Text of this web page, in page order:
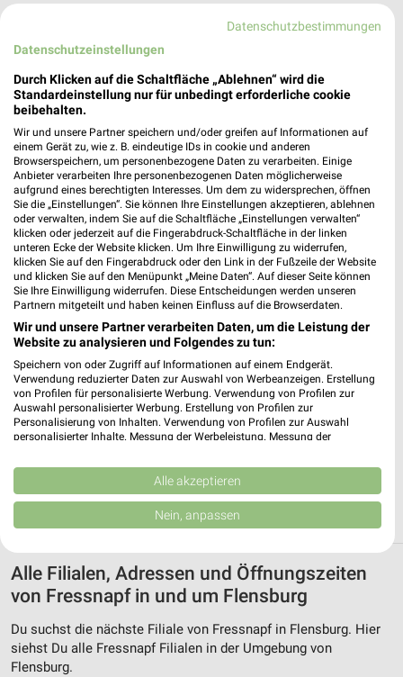
FN Heide - Geschlossen
Meldorfer Strasse 58
25746 Heide
Heute 09:00 - 19:00 Uhr | Geschlossen
341,19 km • Angebote: 1 Prospekt
Fressnapf Kiel
Theodor-Heuss-Ring 140
24143 Kiel
Heute 09:00 - 20:00 Uhr |
293,11 km • Angebote: 1 Prospekt
❯
Fressnapf Mühbrook
24582 Mühbrook
289,25 km • Angebote: 1 Prospekt
Alle Filialen, Adressen und Öffnungszeiten
von Fressnapf in und um Flensburg
Du suchst die nächste Filiale von Fressnapf in Flensburg. Hier
siehst Du alle Fressnapf Filialen in der Umgebung von
Flensburg.
Datenschutzbestimmungen
Datenschutzeinstellungen
Durch Klicken auf die Schaltfläche „Ablehnen“ wird die
Standardeinstellung nur für unbedingt erforderliche cookie
beibehalten.
Wir und unsere Partner speichern und/oder greifen auf Informationen auf
einem Gerät zu, wie z. B. eindeutige IDs in cookie und anderen
Browserspeichern, um personenbezogene Daten zu verarbeiten. Einige
Anbieter verarbeiten Ihre personenbezogenen Daten möglicherweise
aufgrund eines berechtigten Interesses. Um dem zu widersprechen, öffnen
Sie die „Einstellungen“. Sie können Ihre Einstellungen akzeptieren, ablehnen
oder verwalten, indem Sie auf die Schaltfläche „Einstellungen verwalten“
klicken oder jederzeit auf die Fingerabdruck-Schaltfläche in der linken
unteren Ecke der Website klicken. Um Ihre Einwilligung zu widerrufen,
klicken Sie auf den Fingerabdruck oder den Link in der Fußzeile der Website
und klicken Sie auf den Menüpunkt „Meine Daten“. Auf dieser Seite können
Sie Ihre Einwilligung widerrufen. Diese Entscheidungen werden unseren
Partnern mitgeteilt und haben keinen Einfluss auf die Browserdaten.
Wir und unsere Partner verarbeiten Daten, um die Leistung der
Website zu analysieren und Folgendes zu tun:
Speichern von oder Zugriff auf Informationen auf einem Endgerät.
Verwendung reduzierter Daten zur Auswahl von Werbeanzeigen. Erstellung
von Profilen für personalisierte Werbung. Verwendung von Profilen zur
Auswahl personalisierter Werbung. Erstellung von Profilen zur
Personalisierung von Inhalten. Verwendung von Profilen zur Auswahl
personalisierter Inhalte. Messung der Werbeleistung. Messung der
Kombinationen von Daten aus verschiedenen Quellen. Entwicklung und
Verbesserung der Angebote. Verwendung reduzierter Daten zur Auswahl
von Inhalten.
Daten können außerhalb der Europäischen Union weitergegeben und in die
Website/App.
Partnerliste anzeigen (1 IAB-Anbieter)
Wir nutzen Ihre Daten für folgende Zwecke:
IAB-Verarbeitungszwecke:
Speichern von oder Zugriff auf Informationen
auf einem Endgerät
Alle akzeptieren
Nein, anpassen